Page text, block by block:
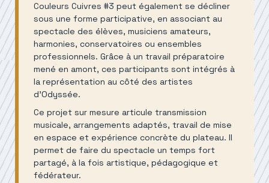
Couleurs Cuivres #3 peut également se décliner
sous une forme participative, en associant au
spectacle des élèves, musiciens amateurs,
harmonies, conservatoires ou ensembles
professionnels. Grâce à un travail préparatoire
mené en amont, ces participants sont intégrés à
la représentation au côté des artistes
d'Odyssée.
Ce projet sur mesure articule transmission
musicale, arrangements adaptés, travail de mise
en espace et expérience concrète du plateau. Il
permet de faire du spectacle un temps fort
partagé, à la fois artistique, pédagogique et
fédérateur.